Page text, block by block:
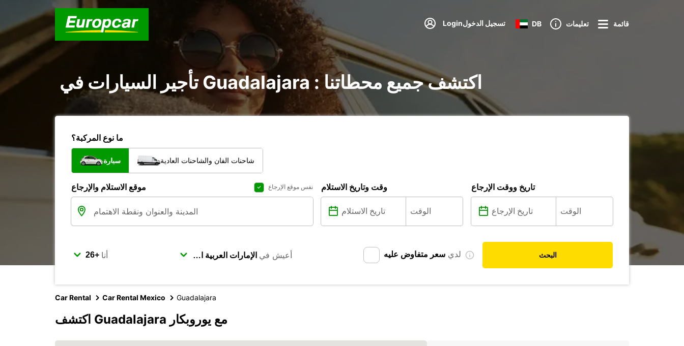
Loginتسجيل الدخول DB تعليمات قائمة
تأجير السيارات في Guadalajara : اكتشف جميع محطاتنا
ما نوع المركبة؟
سيارة شاحنات الفان والشاحنات العادية
موقع الاستلام والإرجاع نفس موقع الإرجاع وقت وتاريخ الاستلام تاريخ ووقت الإرجاع
أنا أعيش في لدي سعر متفاوض عليه البحث
Car Rental Car Rental Mexico Guadalajara
اكتشف Guadalajara مع يوروبكار